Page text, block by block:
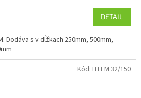
DETAIL
Dodáva s v dĺžkach 250mm, 500mm,
Kód: HTEM 32/150